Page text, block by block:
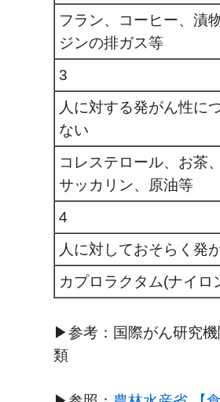
フラン、コーヒー、漬
ジンの排ガス等
3
人に対する発がん性に
ない
コレステロール、お茶
サッカリン、原油等
4
人に対しておそらく発
カプロラクタム(ナイロ
▶参考：国際がん研究
類